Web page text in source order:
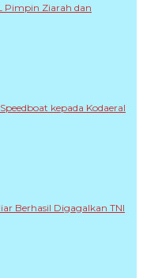
Pimpin Ziarah dan
kepada Kodaeral
Berhasil Digagalkan TNI